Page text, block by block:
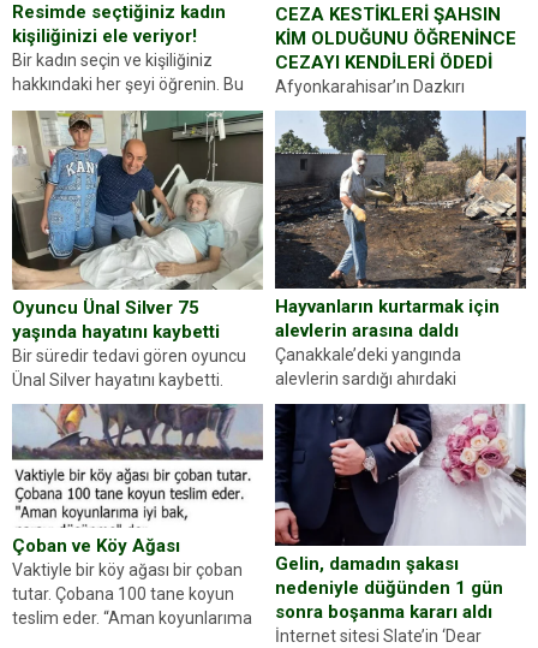
Resimde seçtiğiniz kadın
kişiliğinizi ele veriyor!
Bir kadın seçin ve kişiliğiniz
hakkındaki her şeyi öğrenin. Bu
kez karşınıza oldukça farklı bir
kişilik testiyle çıkıyoruz. Resimde
gördüğünüz kadın figürlerinden
dikkatinizi en...
CEZA KESTİKLERİ ŞAHSIN
KİM OLDUĞUNU ÖĞRENİNCE
CEZAYI KENDİLERİ ÖDEDİ
Afyonkarahisar’ın Dazkırı
ilçesinde trafik uygulaması
yapan jandarma ekipleri
durdurdukları bir otomobilin
sürücüsünden ehliyet ve ruhsat
sorup belgelerini istedi. Sürücü
Abdurrahman Ö.nün verdiği
evraklarda eksik olduğunu...
Oyuncu Ünal Silver 75
yaşında hayatını kaybetti
Bir süredir tedavi gören oyuncu
Ünal Silver hayatını kaybetti.
Haberi, oyuncunun menajerlik
ajansı duyurdu. Renda Güner,
sosyal medya hesabında “Usta
Oyuncumuz ve çok değerli
dostumuz...
Hayvanların kurtarmak için
alevlerin arasına daldı
Çanakkale’deki yangında
alevlerin sardığı ahırdaki
hayvanlarını kurtarmak isteyen
Zeki Demir (66) ölümden döndü.
Yüzünde ve ellerinde yanıklar
oluşan Demir, kâbus dolu anları
anlattı… Merkeze bağlı...
Çoban ve Köy Ağası
Vaktiyle bir köy ağası bir çoban
tutar. Çobana 100 tane koyun
teslim eder. “Aman koyunlarıma
Gelin, damadın şakası
nedeniyle düğünden 1 gün
sonra boşanma kararı aldı
İnternet sitesi Slate’in ‘Dear